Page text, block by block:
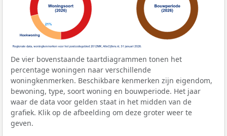
De vier bovenstaande taartdiagrammen tonen het
percentage woningen naar verschillende
woningkenmerken. Beschikbare kenmerken zijn eigendom,
bewoning, type, soort woning en bouwperiode. Het jaar
waar de data voor gelden staat in het midden van de
grafiek. Klik op de afbeelding om deze groter weer te
geven.